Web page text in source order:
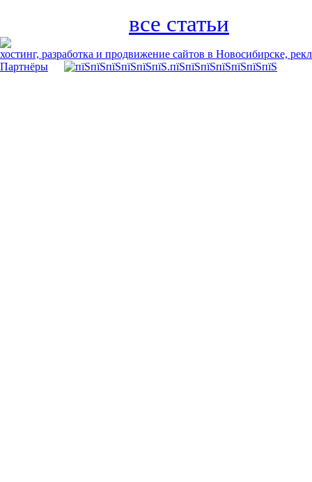
все статьи
хостинг, разработка и продвижение сайтов в Новосибирске,
Партнёры